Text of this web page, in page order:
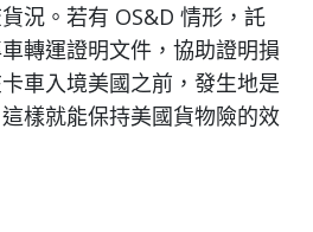
況。若有 OS&D 情形，託
轉運證明文件，協助證明損
車入境美國之前，發生地是
樣就能保持美國貨物險的效